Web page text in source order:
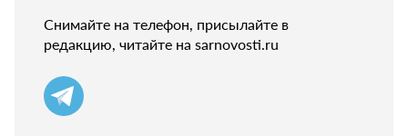
Снимайте на телефон, присылайте в
редакцию, читайте на sarnovosti.ru